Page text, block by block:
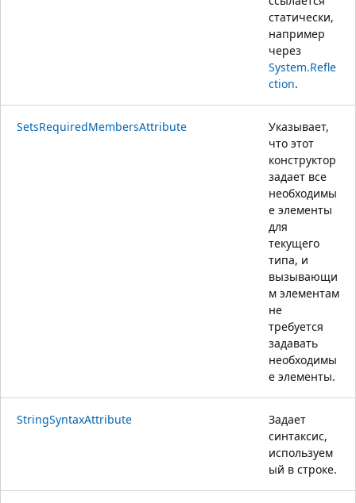
статически,
например
через
System.Refle
ction.
SetsRequiredMembersAttribute
Указывает,
что этот
конструктор
задает все
необходимы
е элементы
для
текущего
типа, и
вызывающи
м элементам
не
требуется
задавать
необходимы
е элементы.
StringSyntaxAttribute
Задает
синтаксис,
используем
ый в строке.